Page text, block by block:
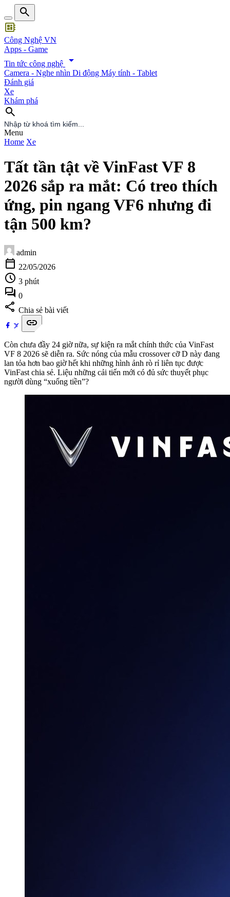
search
developer_board
Công Nghệ VN
Apps - Game
Tin tức công nghệ
arrow_drop_down
Camera - Nghe nhìn Di động Máy tính - Tablet
Đánh giá
Xe
Khám phá
search
search
Menu
Home Xe
Tất tần tật về VinFast VF 8
2026 sắp ra mắt: Có treo thích
ứng, pin ngang VF6 nhưng đi
tận 500 km?
admin
calendar_today 22/05/2026
schedule 3 phút
forum 0
share Chia sẻ bài viết
link
Còn chưa đầy 24 giờ nữa, sự kiện ra mắt chính thức của VinFast
VF 8 2026 sẽ diễn ra. Sức nóng của mẫu crossover cỡ D này đang
lan tỏa hơn bao giờ hết khi những hình ảnh rò rỉ liên tục được
VinFast chia sẻ. Liệu những cải tiến mới có đủ sức thuyết phục
người dùng “xuống tiền”?